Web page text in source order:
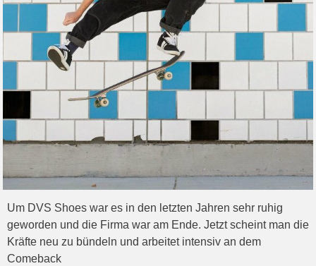
Um DVS Shoes war es in den letzten Jahren sehr ruhig
geworden und die Firma war am Ende. Jetzt scheint man die
Kräfte neu zu bündeln und arbeitet intensiv an dem
Comeback